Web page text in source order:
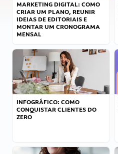
MARKETING DIGITAL: COMO
CRIAR UM PLANO, REUNIR
IDEIAS DE EDITORIAIS E
MONTAR UM CRONOGRAMA
MENSAL
INFOGRÁFICO: COMO
CONQUISTAR CLIENTES DO
ZERO